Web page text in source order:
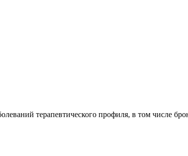
терапевтического профиля, в том числе